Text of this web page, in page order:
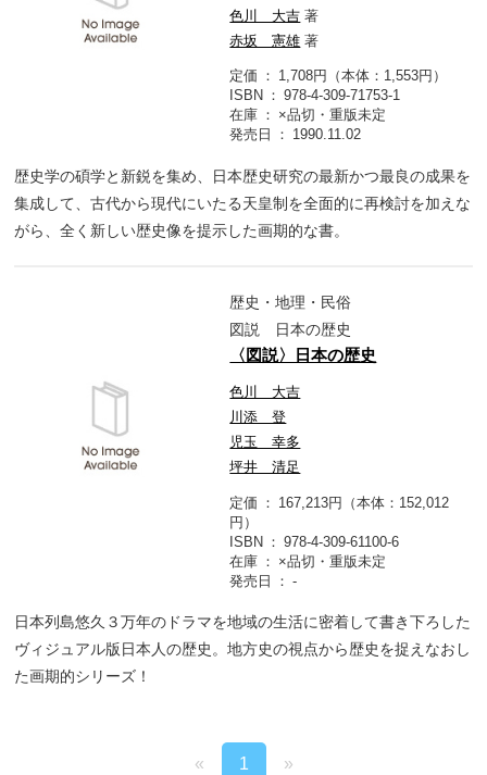
色川 大吉 著
赤坂 憲雄 著
定価
1,708円（本体：1,553円）
ISBN
978-4-309-71753-1
在庫
×品切・重版未定
発売日
1990.11.02
歴史学の碩学と新鋭を集め、日本歴史研究の最新かつ最良の成果を
集成して、古代から現代にいたる天皇制を全面的に再検討を加えな
がら、全く新しい歴史像を提示した画期的な書。
歴史・地理・民俗
図説 日本の歴史
〈図説〉日本の歴史
色川 大吉
川添 登
児玉 幸多
坪井 清足
定価
167,213円（本体：152,012
円）
ISBN
978-4-309-61100-6
在庫
×品切・重版未定
発売日
-
日本列島悠久３万年のドラマを地域の生活に密着して書き下ろした
ヴィジュアル版日本人の歴史。地方史の視点から歴史を捉えなおし
た画期的シリーズ！
« 1 »